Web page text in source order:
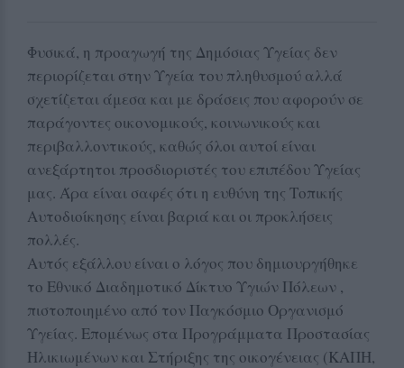
Φυσικά, η προαγωγή της Δημόσιας Υγείας δεν
περιορίζεται στην Υγεία του πληθυσμού αλλά
σχετίζεται άμεσα και με δράσεις που αφορούν σε
παράγοντες οικονομικούς, κοινωνικούς και
περιβαλλοντικούς, καθώς όλοι αυτοί είναι
ανεξάρτητοι προσδιοριστές του επιπέδου Υγείας
μας. Άρα είναι σαφές ότι η ευθύνη της Τοπικής
Αυτοδιοίκησης είναι βαριά και οι προκλήσεις
πολλές.
Αυτός εξάλλου είναι ο λόγος που δημιουργήθηκε
το Εθνικό Διαδημοτικό Δίκτυο Υγιών Πόλεων ,
πιστοποιημένο από τον Παγκόσμιο Οργανισμό
Υγείας. Επομένως στα Προγράμματα Προστασίας
Ηλικιωμένων και Στήριξης της οικογένειας (ΚΑΠΗ,